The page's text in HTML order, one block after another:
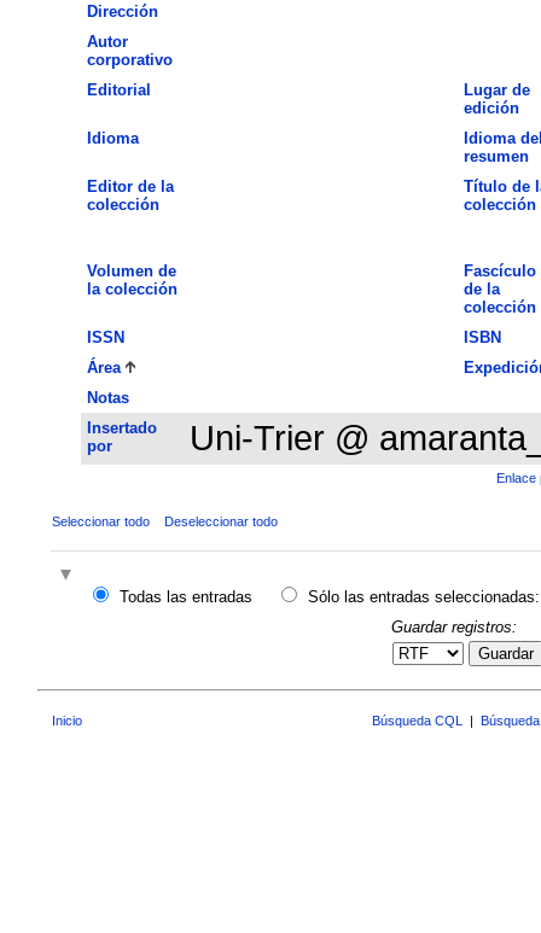
Dirección
Autor
corporativo
Editorial
Lugar de
edición
Idioma
Idioma
resumen
Editor de la
colección
Título de
colección
Volumen de
la colección
Fascículo
de la
colección
ISSN
ISBN
Área
Notas
Insertado
por
Uni-Trier @
Enlace
Seleccionar todo Deseleccionar todo
Todas las entradas
Sólo las entradas seleccionadas:
Guardar registros:
Guardar
Inicio Búsqueda CQL